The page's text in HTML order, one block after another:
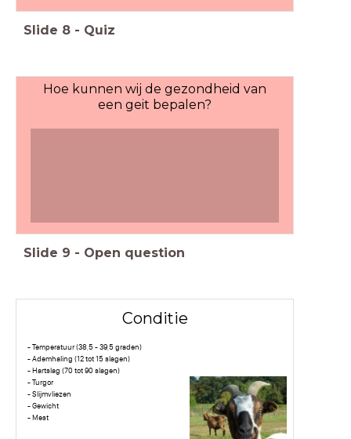
Slide 8 - Quiz
Hoe kunnen wij de gezondheid van
een geit bepalen?
Slide 9 - Open question
Conditie
- Temperatuur (38,5 - 39,5 graden)
- Ademhaling (12 tot 15 slagen)
- Hartslag (70 tot 90 slagen)
- Turgor
- Slijmvliezen
- Gewicht
- Mest